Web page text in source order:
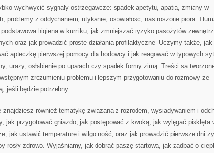
wychwycić sygnały ostrzegawcze: spadek apetytu, apatia, zmiany w
problemy z oddychaniem, utykanie, osowiałość, nastroszone pióra.
podstawowa higiena w kurniku, jak zmniejszać ryzyko pasożytów
oraz jak prowadzić proste działania profilaktyczne. Uczymy także, jak
apteczkę pierwszej pomocy dla hodowcy i jak reagować w typowych
urazy, osłabienie po upałach czy spadek formy zimą. Treści są
zrozumieniu problemu i lepszym przygotowaniu do rozmowy ze
jeśli będzie potrzebny.
znajdziesz również tematykę związaną z rozrodem, wysiadywaniem i
jak przygotować gniazdo, jak postępować z kwoką, jak wylęgać pisklęta
jak ustawić temperaturę i wilgotność, oraz jak prowadzić pierwsze dni
rosły zdrowo. Wyjaśniamy, jak dobrać paszę startową, jak zadbać o